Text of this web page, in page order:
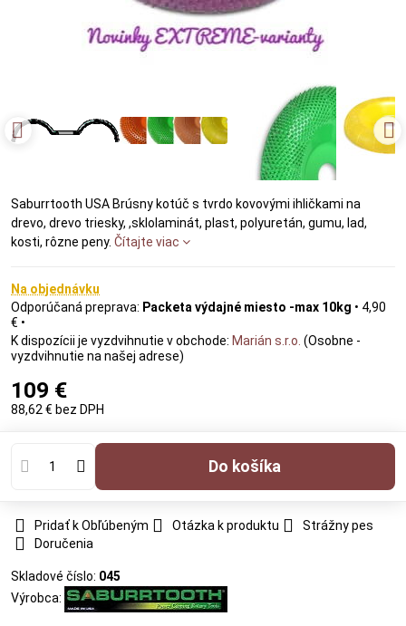
Saburrtooth USA Brúsny kotúč s tvrdo kovovými ihličkami na
drevo, drevo triesky, ,sklolaminát, plast, polyuretán, gumu, lad,
kosti, rôzne peny. Čítajte viac
Na objednávku
Packeta výdajné miesto -max 10kg • 4,90
€ •
Marián s.r.o. (Osobne -
vyzdvihnutie na našej adrese)
109 €
88,62 € bez DPH
Do košíka
Pridať k Obľúbeným Otázka k produktu
Strážny pes
Doručenia
Skladové číslo: 045
Výrobca: